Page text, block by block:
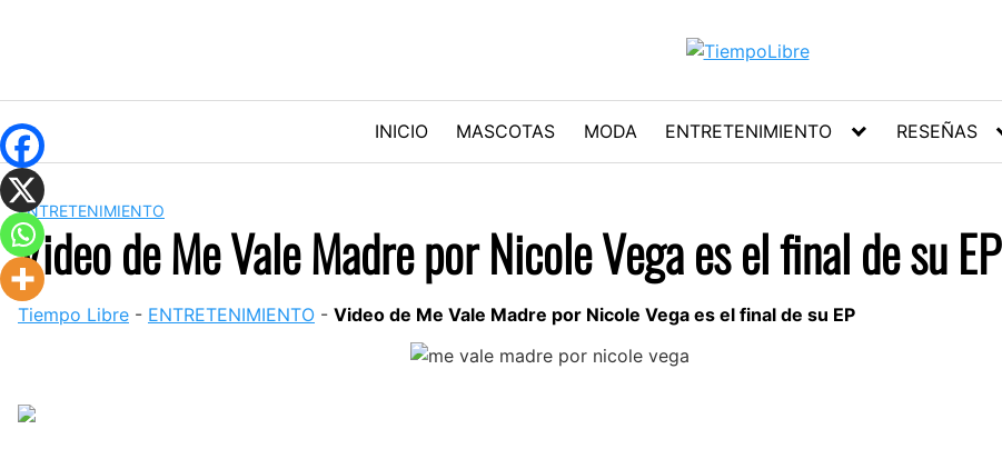
INICIO MASCOTAS MODA ENTRETENIMIENTO RESEÑAS
ENTRETENIMIENTO
Video de Me Vale Madre por Nicole Vega es el final de su EP
Tiempo Libre - ENTRETENIMIENTO - Video de Me Vale Madre por Nicole Vega es el final de su EP